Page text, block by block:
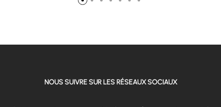
NOUS SUIVRE SUR LES RÉSEAUX SOCIAUX